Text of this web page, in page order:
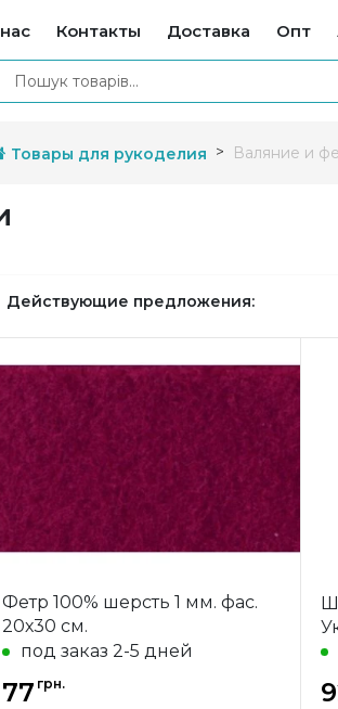
Контакты Доставка Опт
Товары для рукоделия Валяние и
Действующие предложения:
Фетр 100% шерсть 1 мм. фас.
20х30 см.
под заказ 2-5 дней
77 грн.